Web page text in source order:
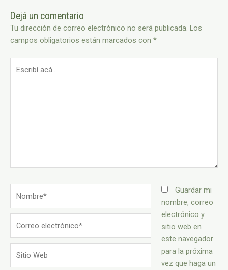
Dejá un comentario
Tu dirección de correo electrónico no será publicada. Los
campos obligatorios están marcados con *
acá...
electrónico*
Web
Guardar mi
nombre, correo
electrónico y
sitio web en
este navegador
para la próxima
vez que haga un